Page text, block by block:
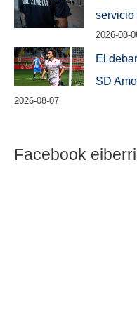
servicio
2026-08-
El
SD
2026-08-07
Facebook